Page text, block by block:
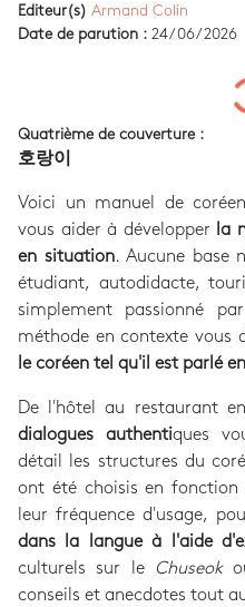
Editeur(s) Armand Colin
Date de parution : 24/06/2026
Quatrième de couverture :
호랑이
Voici un manuel de
vous aider à développer
la
en situation. Aucune base
étudiant, autodidacte,
simplement passionné
méthode en contexte vous
le coréen tel qu'il est parlé
De l'hôtel au restaurant
dialogues authentiques
détail les structures du
ont été choisis en
leur fréquence d'usage,
dans la langue à l'aide
culturels sur le Chuseok
conseils et anecdotes tout